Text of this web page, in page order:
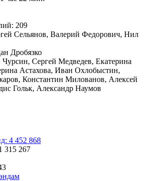
209
Сельянов, Валерий Федорович, Нил
Дробязко
, Сергей Медведев, Екатерина
Астахова, Иван Охлобыстин,
, Константин Милованов, Алексей
Гольк, Александр Наумов
4 452 868
315 267